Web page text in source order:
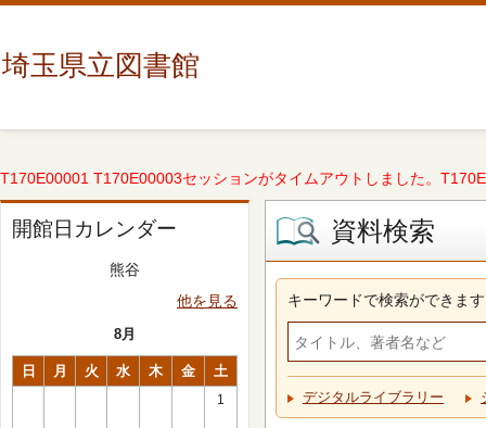
埼玉県立図書館
T170E00001 T170E00003セッションがタイムアウトしました。
開館日カレンダー
熊谷
他を見る
8月
日 月 火 水 木 金 土
1
資料検索
キーワードで検索ができます
デジタルライブラリー